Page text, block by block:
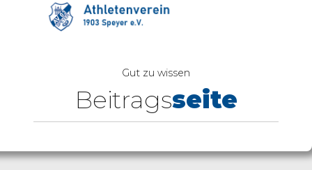
Gut zu wissen
Beitragsseite